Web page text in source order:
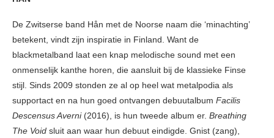
De Zwitserse band Hån met de Noorse naam die ‘minachting’
betekent, vindt zijn inspiratie in Finland. Want de
blackmetalband laat een knap melodische sound met een
onmenselijk kanthe horen, die aansluit bij de klassieke Finse
stijl. Sinds 2009 stonden ze al op heel wat metalpodia als
supportact en na hun goed ontvangen debuutalbum Facilis
Descensus Averni (2016), is hun tweede album er. Breathing
The Void sluit aan waar hun debuut eindigde. Gnist (zang),